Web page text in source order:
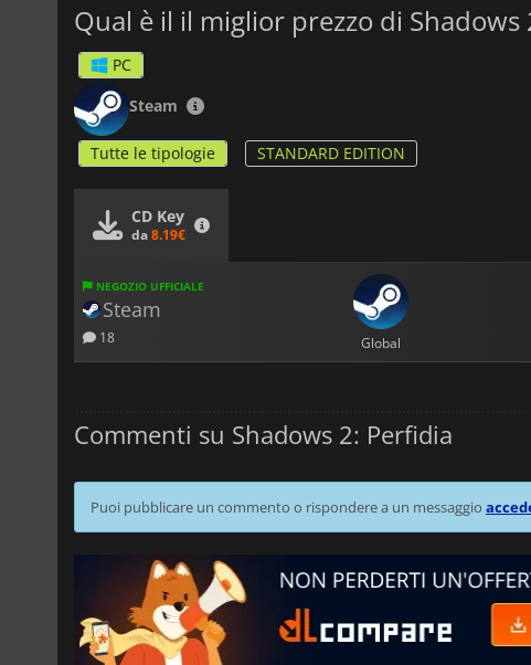
Qual è il il miglior prezzo di Shadows
PC
Steam
Tutte le tipologie STANDARD EDITION
CD Key
da8.19€
NEGOZIO UFFICIALE
Steam
18 Global
Commenti su Shadows 2: Perfidia
Puoi pubblicare un commento o rispondere a un messaggio